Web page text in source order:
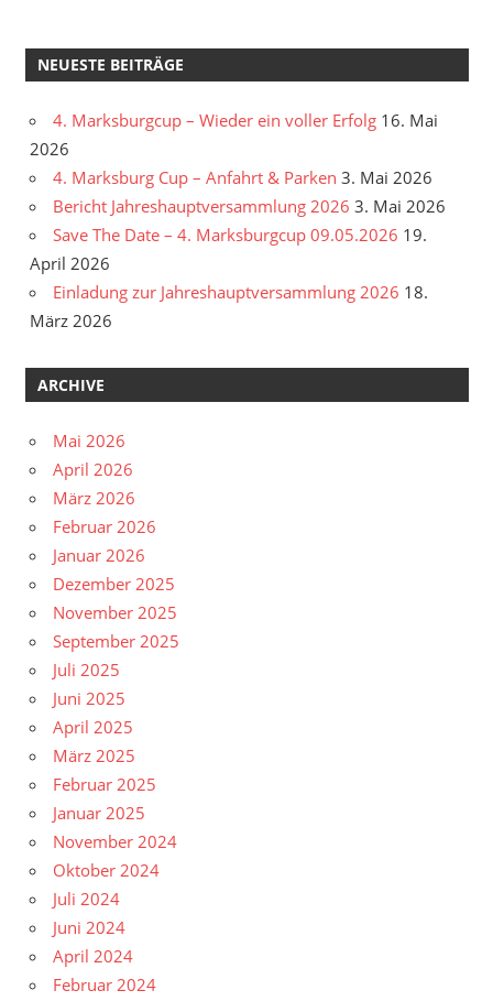
NEUESTE BEITRÄGE
4. Marksburgcup – Wieder ein voller Erfolg 16. Mai
2026
4. Marksburg Cup – Anfahrt & Parken 3. Mai 2026
Bericht Jahreshauptversammlung 2026 3. Mai 2026
Save The Date – 4. Marksburgcup 09.05.2026 19.
April 2026
Einladung zur Jahreshauptversammlung 2026 18.
März 2026
ARCHIVE
Mai 2026
April 2026
März 2026
Februar 2026
Januar 2026
Dezember 2025
November 2025
September 2025
Juli 2025
Juni 2025
April 2025
März 2025
Februar 2025
Januar 2025
November 2024
Oktober 2024
Juli 2024
Juni 2024
April 2024
Februar 2024